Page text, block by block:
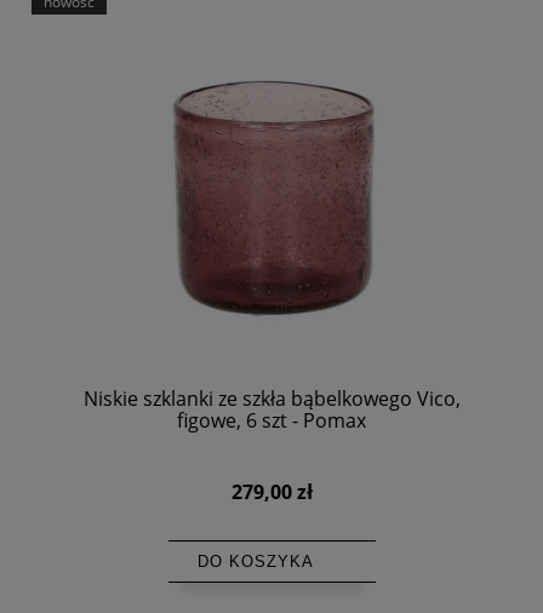
Niskie szklanki ze szkła bąbelkowego Vico,
figowe, 6 szt - Pomax
279,00 zł
DO KOSZYKA